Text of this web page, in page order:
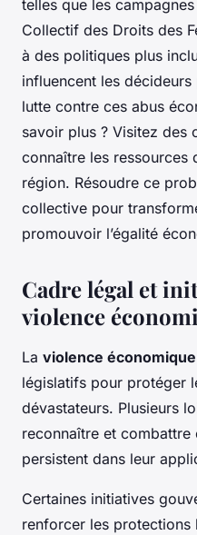
telles que les
Collectif des Droits des
à des politiques plus
influencent les
lutte contre ces abus
savoir plus ? Visitez des
connaître les ressources
région. Résoudre ce
collective pour
promouvoir l’égalité
Cadre légal et
violence
La violence économique
législatifs pour protéger
dévastateurs. Plusieurs
reconnaître et combattre
persistent dans leur
Certaines initiatives
renforcer les protections